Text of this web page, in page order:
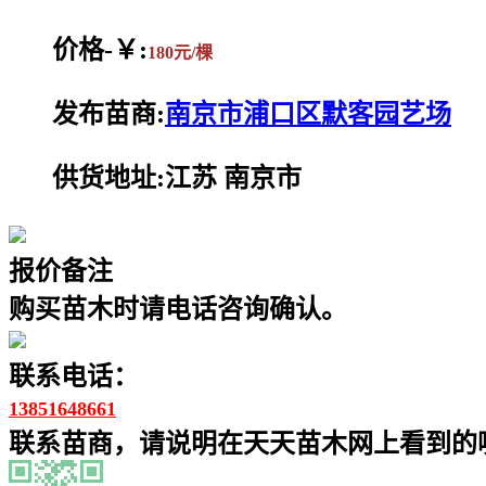
价格-￥:180元/棵
发布苗商:南京市浦口区默客园艺场
供货地址:江苏 南京市
报价备注
购买苗木时请电话咨询确认。
联系电话：
13851648661
联系苗商，请说明在天天苗木网上看到的